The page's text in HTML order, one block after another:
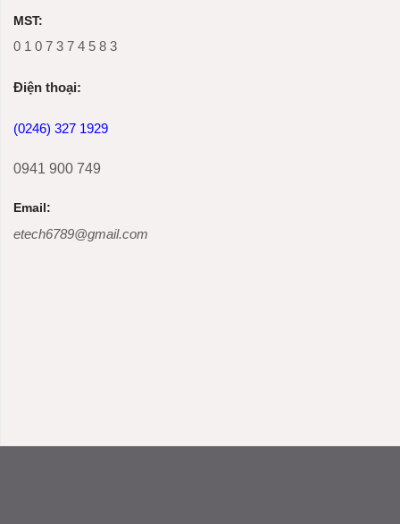
MST:
0 1 0 7 3 7 4 5 8 3
Ðiện thoại:
(0246) 327 1929
0941 900 749
Email:
etech6789@gmail.com